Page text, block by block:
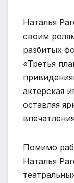
Наталья
своим
разбитых
«Третья
актерская
оставляя
Помимо
Наталья